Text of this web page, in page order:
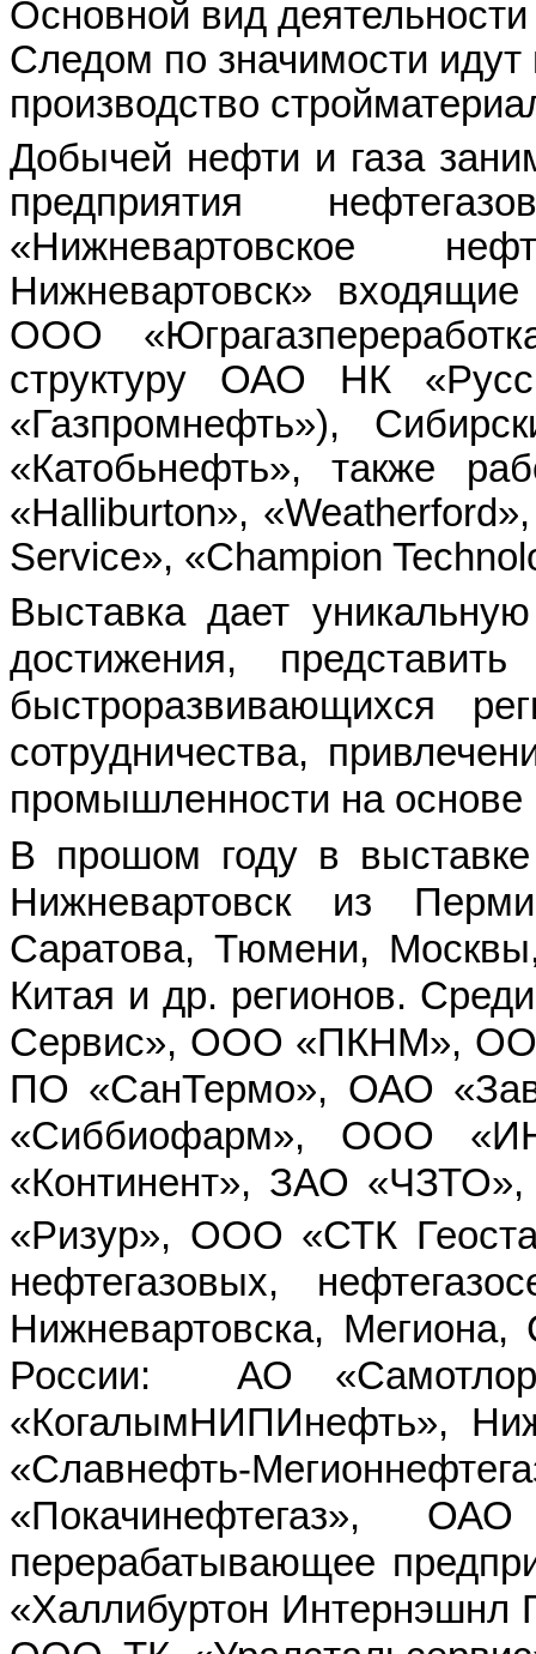
Основной вид
Следом по значимости
производство
Добычей нефти и газа
предприятия
«Нижневартовское
Нижневартовск»
ООО
структуру ОАО НК
«Газпромнефть»),
«Катобьнефть», также
«Halliburton»,
Service», «Champion
Выставка дает
достижения,
быстроразвивающихся
сотрудничества,
промышленности на
В прошом году в
Нижневартовск из
Саратова, Тюмени,
Китая и др. регионов.
Сервис», ООО «ПКНМ»,
ПО «СанТермо», ОАО
«Сиббиофарм», ООО
«Континент», ЗАО
«Ризур», ООО «СТК
нефтегазовых,
Нижневартовска,
России: АО
«КогалымНИПИнефть»,
«Славнефть-
«Покачинефтегаз»,
перерабатывающее
«Халлибуртон